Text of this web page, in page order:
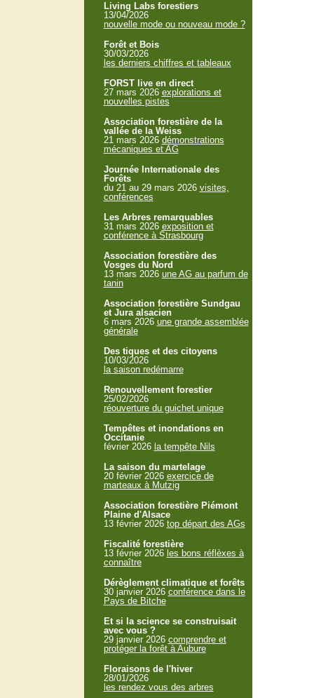
Living Labs forestiers
13/04/2026
nouvelle mode ou nouveau mode ?
Forêt et Bois
30/03/2026
les derniers chiffres et tableaux
FORST live en direct
27 mars 2026 explorations et
nouvelles pistes
Association forestière de la
vallée de la Weiss
21 mars 2026 démonstrations
mécaniques et AG
Journée Internationale des
Forêts
du 21 au 29 mars 2026 visites,
conférences
Les Arbres remarquables
31 mars 2026 exposition et
conférence à Strasbourg
Association forestière des
Vosges du Nord
13 mars 2026 une AG au parfum de
tanin
Association forestière Sundgau
et Jura alsacien
6 mars 2026 une grande assemblée
générale
Des tiques et des citoyens
10/03/2026
la saison redémarre
Renouvellement forestier
25/02/2026
réouverture du guichet unique
Tempêtes et inondations en
Occitanie
février 2026 la tempête Nils
La saison du martelage
20 février 2026 exercice de
marteaux à Mutzig
Association forestière Piémont
Plaine d'Alsace
13 février 2026 top départ des AGs
Fiscalité forestière
13 février 2026 les bons réflèxes à
connaître
Dérèglement climatique et forêts
30 janvier 2026 conférence dans le
Pays de Bitche
Et si la science se construisait
avec vous ?
29 janvier 2026 comprendre et
protéger la forêt à Aubure
Floraisons de l'hiver
28/01/2026
les rendez vous des arbres